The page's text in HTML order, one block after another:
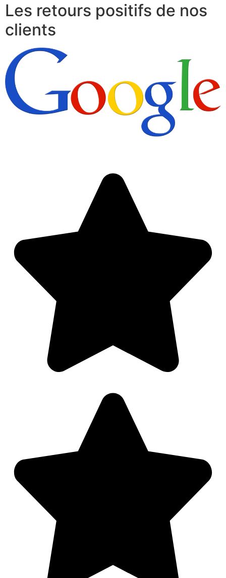
Les retours positifs de nos
clients